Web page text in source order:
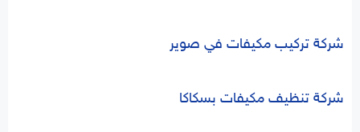
شركة تركيب مكيفات في صوير
شركة تنظيف مكيفات بسكاكا